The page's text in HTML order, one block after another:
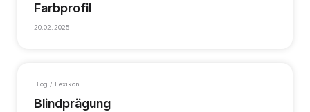
Farbprofil
20.02.2025
Blog / Lexikon
Blindprägung